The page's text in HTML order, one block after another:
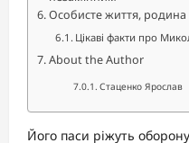
Особисте життя, родина
Цікаві факти про
About the Author
Стаценко Ярослав
Його паси ріжуть